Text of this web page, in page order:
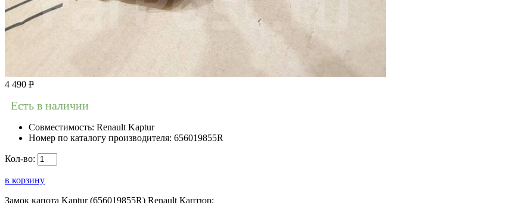
4 490 Р
Есть в наличии
Совместимость: Renault Kaptur
Номер по каталогу производителя: 656019855R
Кол-во:
в корзину
Замок капота Kaptur (656019855R) Renault Каптюр;